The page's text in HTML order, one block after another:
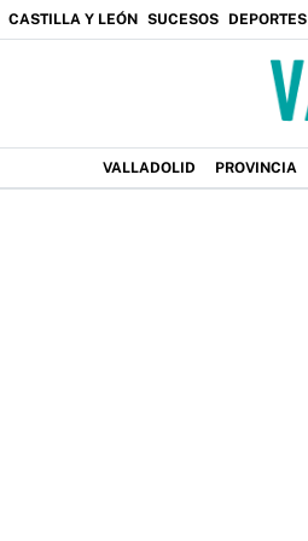
CASTILLA Y LEÓN SUCESOS DEPORTES
VALLADOLID PROVINCIA